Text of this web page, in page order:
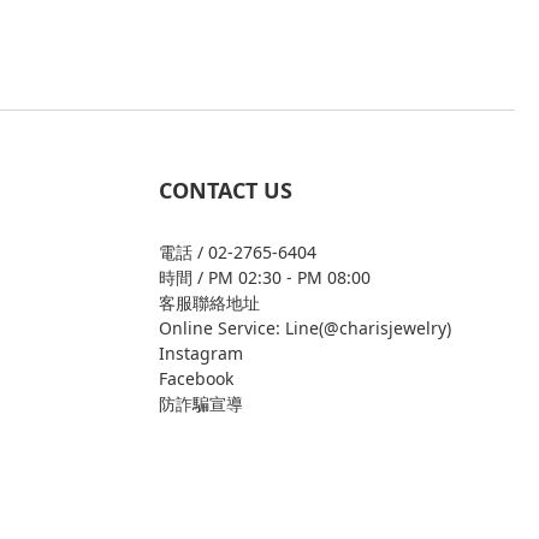
CONTACT US
電話 / 02-2765-6404
時間 / PM 02:30 - PM 08:00
客服聯絡地址
Online Service: Line(@charisjewelry)
Instagram
Facebook
防詐騙宣導